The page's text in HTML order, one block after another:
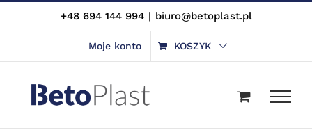
+48 694 144 994 | biuro@betoplast.pl
Moje konto KOSZYK